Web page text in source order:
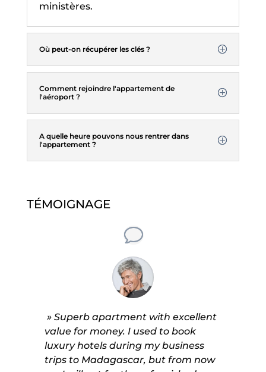
ministères.
Où peut-on récupérer les clés ?
Comment rejoindre l'appartement de
l'aéroport ?
A quelle heure pouvons nous rentrer dans
l'appartement ?
TÉMOIGNAGE
» Superb apartment with excellent
value for money. I used to book
luxury hotels during my business
trips to Madagascar, but from now